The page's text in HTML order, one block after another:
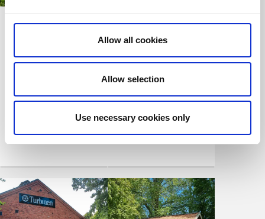
Allow all cookies
Allow selection
Use necessary cookies only
Kaffestugan
Café i 1800-talsmiljö
Tidaholms konsthall
Tidaholm
Turbinhus som blev
konsthall